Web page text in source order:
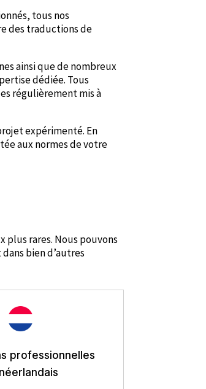
tous nos
des traductions de
ainsi que de nombreux
dédiée. Tous
régulièrement mis à
expérimenté. En
aux normes de votre
plus rares. Nous pouvons
bien d’autres
professionnelles